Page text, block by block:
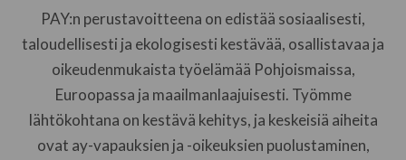
PAY:n perustavoitteena on edistää sosiaalisesti,
taloudellisesti ja ekologisesti kestävää, osallistavaa ja
oikeudenmukaista työelämää Pohjoismaissa,
Euroopassa ja maailmanlaajuisesti. Työmme
lähtökohtana on kestävä kehitys, ja keskeisiä aiheita
ovat ay-vapauksien ja -oikeuksien puolustaminen,